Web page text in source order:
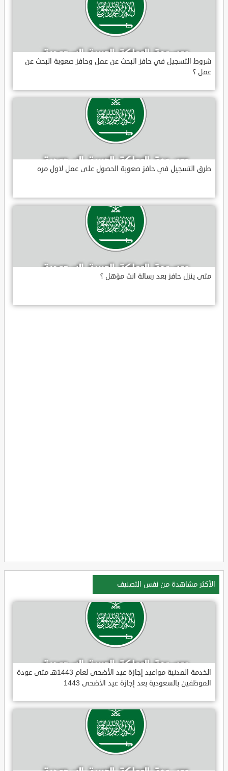
شروط التسجيل في حافز البحث عن عمل وحافز صعوبة البحث عن
عمل ؟
طرق التسجيل في حافز صعوبة الحصول على عمل لاول مره
متى ينزل حافز بعد رسالة انت مؤهل ؟
الأكثر مشاهدة من نفس التصنيف
الخدمة المدنية مواعيد إجازة عيد الأضحى لعام 1443هـ متى عودة
الموظفين بالسعودية بعد إجازة عيد الأضحى 1443